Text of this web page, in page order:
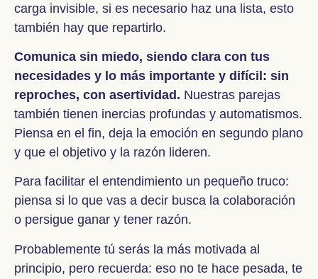
carga invisible, si es necesario haz una lista, esto
también hay que repartirlo.
Comunica sin miedo, siendo clara con tus
necesidades y lo más importante y difícil: sin
reproches, con asertividad. Nuestras parejas
también tienen inercias profundas y automatismos.
Piensa en el fin, deja la emoción en segundo plano
y que el objetivo y la razón lideren.
Para facilitar el entendimiento un pequeño truco:
piensa si lo que vas a decir busca la colaboración
o persigue ganar y tener razón.
Probablemente tú serás la más motivada al
principio, pero recuerda: eso no te hace pesada, te